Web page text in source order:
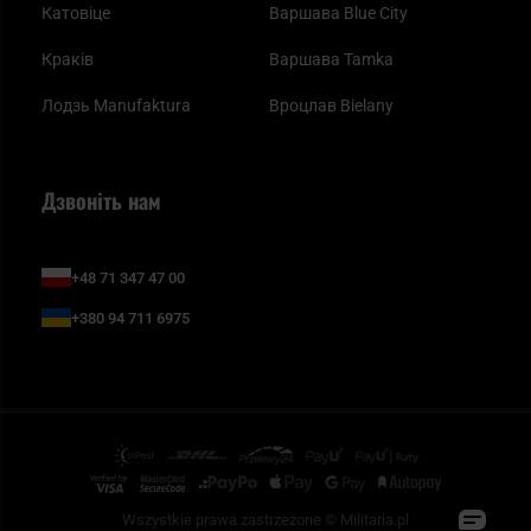
Катовіце
Краків
Лодзь Manufaktura
Варшава Blue City
Варшава Tamka
Вроцлав Bielany
Дзвоніть нам
+48 71 347 47 00
+380 94 711 6975
Wszystkie prawa zastrzeżone © Militaria.pl